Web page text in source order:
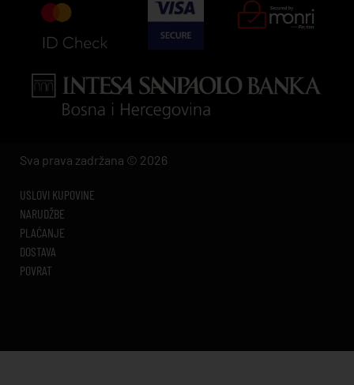
Sva prava zadržana © 2026
USLOVI KUPOVINE
NARUDŽBE
PLAĆANJE
DOSTAVA
POVRAT